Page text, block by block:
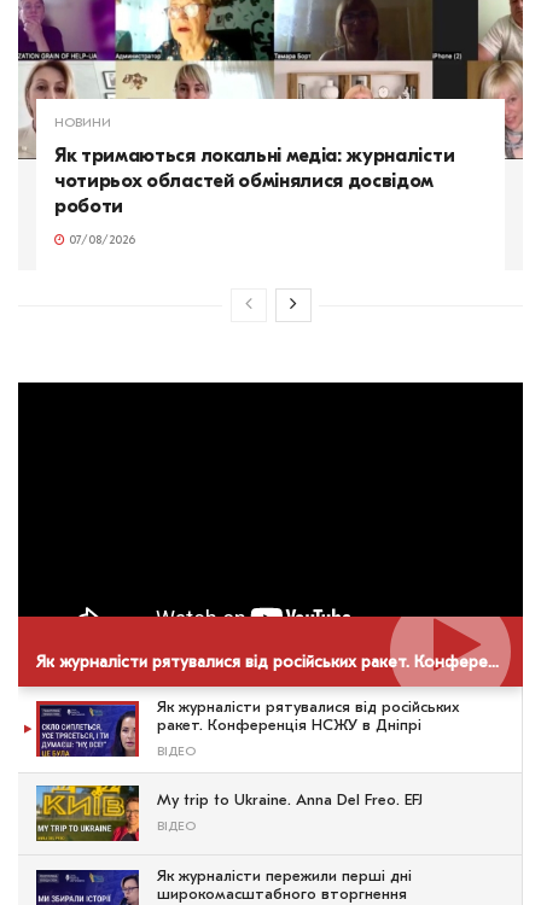
НОВИНИ
Як тримаються локальні медіа: журналісти
чотирьох областей обмінялися досвідом
роботи
07/08/2026
Як журналісти рятувалися від російських ракет. Конференція НСЖУ в Дніпрі
Як журналісти рятувалися від російських
ракет. Конференція НСЖУ в Дніпрі
ВІДЕО
My trip to Ukraine. Anna Del Freo. EFJ
ВІДЕО
Як журналісти пережили перші дні
широкомасштабного вторгнення